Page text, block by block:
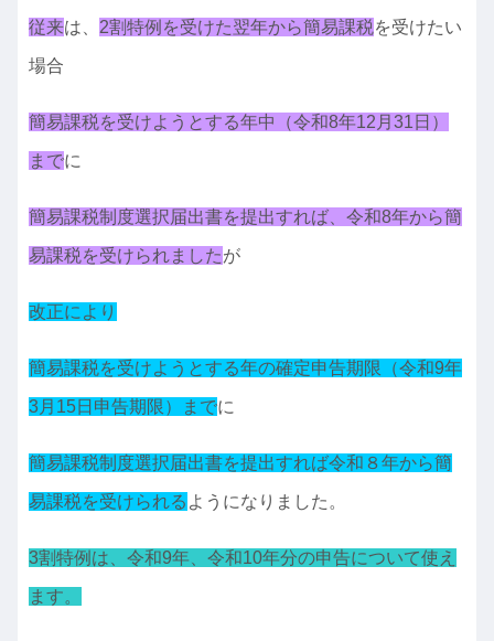
従来は、 2割特例を受けた翌年から簡易課税を受けたい
場合
簡易課税を受けようとする年中（令和8年12月31日）
までに
簡易課税制度選択届出書を提出すれば、令和8年から簡
易課税を受けられましたが
改正により
簡易課税を受けようとする年の確定申告期限（令和9年
3月15日申告期限）までに
簡易課税制度選択届出書を提出すれば令和８年から簡
易課税を受けられる ようになりました。
3割特例は、令和9年、令和10年分の申告について使え
ます。